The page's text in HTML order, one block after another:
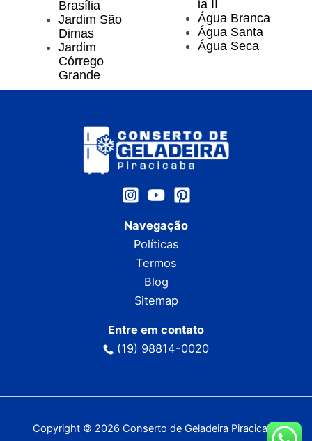
Brasília
Jardim São
Dimas
Jardim
Córrego
Grande
ia II
Água Branca
Água Santa
Água Seca
Navegação
Políticas
Termos
Blog
Sitemap
Entre em contato
(19) 98814-0020
Copyright © 2026 Conserto de Geladeira Piracicaba